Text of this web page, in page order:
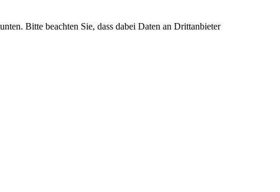
Bitte beachten Sie, dass dabei Daten an Drittanbieter